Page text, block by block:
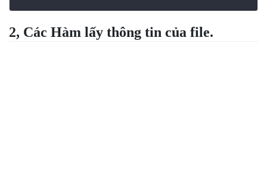
2, Các Hàm lấy thông tin của file.